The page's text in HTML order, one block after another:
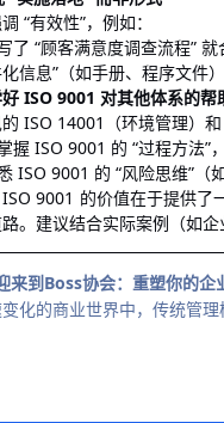
“有效性”，例如：
了 “顾客满意度调查流程”
化信息”（如手册、程序文件
ISO 9001 对其他体系的帮
ISO 14001（环境管理）
握 ISO 9001 的 “过程方法
ISO 9001 的 “风险思维”
9001 的价值在于提供了
。建议结合实际案例（如
来到Boss协会：重塑你的企
化的商业世界中，传统管